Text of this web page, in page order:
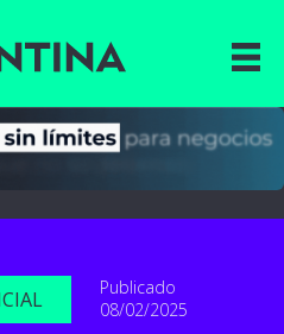
Publicado
08/02/2025